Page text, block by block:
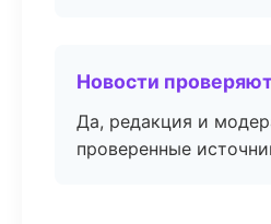
Новости
Да, редакция и
проверенные